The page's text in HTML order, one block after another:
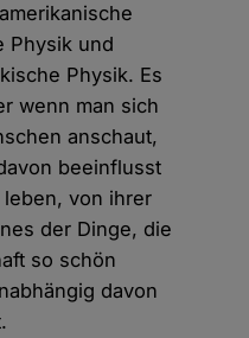
Physik und
Physik. Es
wenn man sich
anschaut,
beeinflusst
von ihrer
der Dinge, die
so schön
davon